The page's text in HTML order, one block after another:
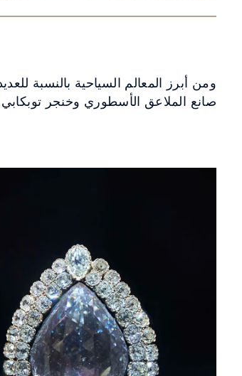
ومن أبرز المعالم السياحية بالنسبة
صانع الملاعق الأسطوري وخنجر توبكابي